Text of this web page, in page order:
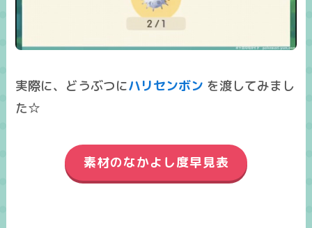
実際に、どうぶつにハリセンボン を渡してみまし
た☆
素材のなかよし度早見表